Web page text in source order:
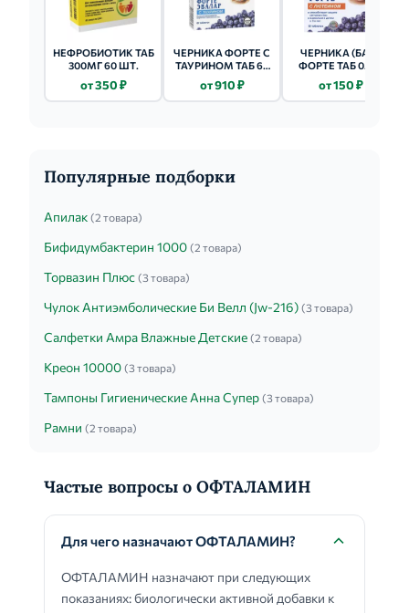
НЕФРОБИОТИК ТАБ
300МГ 60 ШТ.
от 350 ₽
ЧЕРНИКА ФОРТЕ С
ТАУРИНОМ ТАБ 60
от 910 ₽
ЧЕРНИКА (БАД)
ФОРТЕ ТАБ 0.25Г
от 150 ₽
Популярные подборки
Апилак (2 товара)
Бифидумбактерин 1000 (2 товара)
Торвазин Плюс (3 товара)
Чулок Антиэмболические Би Велл (Jw-216) (3 товара)
Салфетки Амра Влажные Детские (2 товара)
Креон 10000 (3 товара)
Тампоны Гигиенические Анна Супер (3 товара)
Рамни (2 товара)
Частые вопросы о ОФТАЛАМИН
Для чего назначают ОФТАЛАМИН?
ОФТАЛАМИН назначают при следующих
показаниях: биологически активной добавки к